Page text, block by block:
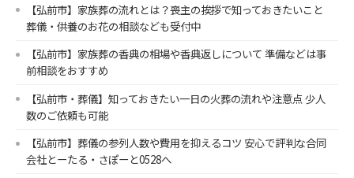
【弘前市】家族葬の流れとは？喪主の挨拶で知っておきたいこと
葬儀・供養のお花の相談なども受付中
【弘前市】家族葬の香典の相場や香典返しについて 準備などは事
前相談をおすすめ
【弘前市・葬儀】知っておきたい一日の火葬の流れや注意点 少人
数のご依頼も可能
【弘前市】葬儀の参列人数や費用を抑えるコツ 安心で評判な合同
会社とーたる・さぽーと0528へ